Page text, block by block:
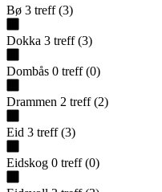
Bø 3 treff (3)
Dokka 3 treff (3)
Dombås 0 treff (0)
Drammen 2 treff (2)
Eid 3 treff (3)
Eidskog 0 treff (0)